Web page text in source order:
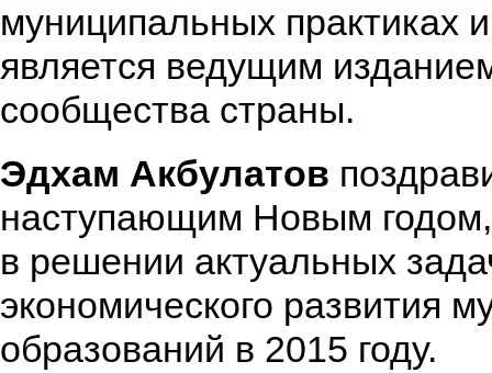
муниципальных практиках
является ведущим
сообщества страны.
Эдхам Акбулатов
наступающим Новым
в решении актуальных
экономического развития
образований в 2015 году.